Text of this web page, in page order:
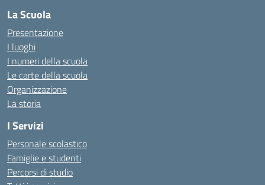
La Scuola
Presentazione
I luoghi
I numeri della scuola
Le carte della scuola
Organizzazione
La storia
I Servizi
Personale scolastico
Famiglie e studenti
Percorsi di studio